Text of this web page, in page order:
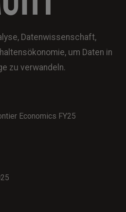
Datenwissenschaft,
um Daten in
zu verwandeln.
Economics FY25